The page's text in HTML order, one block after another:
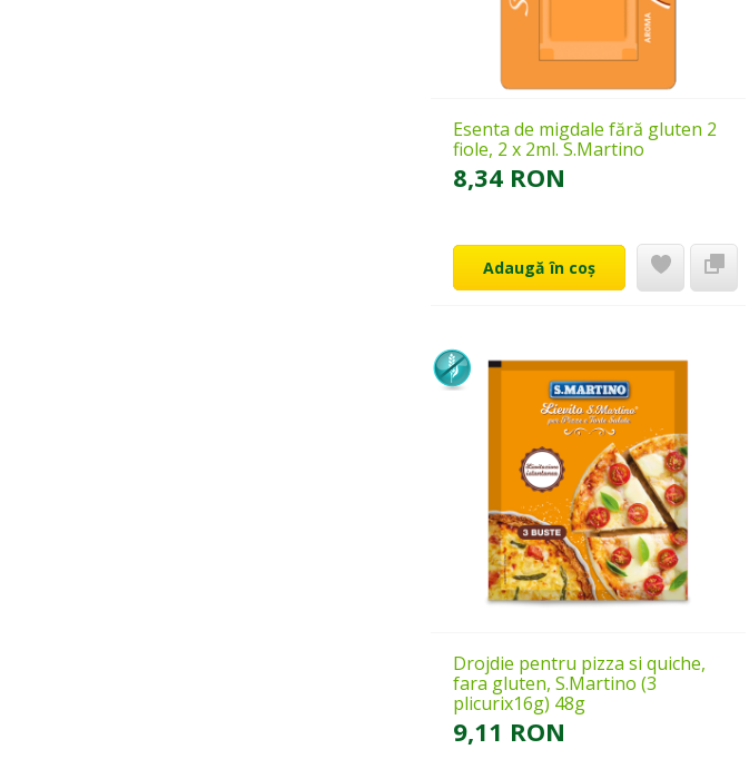
Esenta de migdale fără gluten 2
fiole, 2 x 2ml. S.Martino
8,34 RON
Adaugă în coș
Drojdie pentru pizza si quiche,
fara gluten, S.Martino (3
plicurix16g) 48g
9,11 RON